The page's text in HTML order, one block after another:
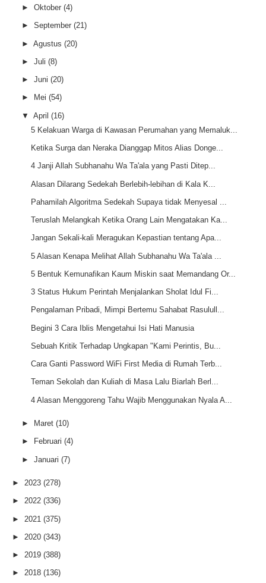
► Oktober (4)
► September (21)
► Agustus (20)
► Juli (8)
► Juni (20)
► Mei (54)
▼ April (16)
5 Kelakuan Warga di Kawasan Perumahan yang Memaluk...
Ketika Surga dan Neraka Dianggap Mitos Alias Donge...
4 Janji Allah Subhanahu Wa Ta'ala yang Pasti Ditep...
Alasan Dilarang Sedekah Berlebih-lebihan di Kala K...
Pahamilah Algoritma Sedekah Supaya tidak Menyesal ...
Teruslah Melangkah Ketika Orang Lain Mengatakan Ka...
Jangan Sekali-kali Meragukan Kepastian tentang Apa...
5 Alasan Kenapa Melihat Allah Subhanahu Wa Ta'ala ...
5 Bentuk Kemunafikan Kaum Miskin saat Memandang Or...
3 Status Hukum Perintah Menjalankan Sholat Idul Fi...
Pengalaman Pribadi, Mimpi Bertemu Sahabat Rasulull...
Begini 3 Cara Iblis Mengetahui Isi Hati Manusia
Sebuah Kritik Terhadap Ungkapan "Kami Perintis, Bu...
Cara Ganti Password WiFi First Media di Rumah Terb...
Teman Sekolah dan Kuliah di Masa Lalu Biarlah Berl...
4 Alasan Menggoreng Tahu Wajib Menggunakan Nyala A...
► Maret (10)
► Februari (4)
► Januari (7)
► 2023 (278)
► 2022 (336)
► 2021 (375)
► 2020 (343)
► 2019 (388)
► 2018 (136)